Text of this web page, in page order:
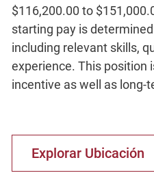
$116,200.00 to
starting pay is
including relevant skills,
experience. This position
incentive as well as long-
Explorar Ubicación